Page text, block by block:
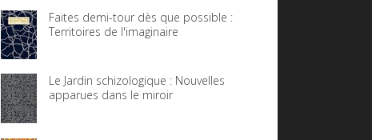
Faites demi-tour dès que possible :
Territoires de l'imaginaire
Le Jardin schizologique : Nouvelles
apparues dans le miroir